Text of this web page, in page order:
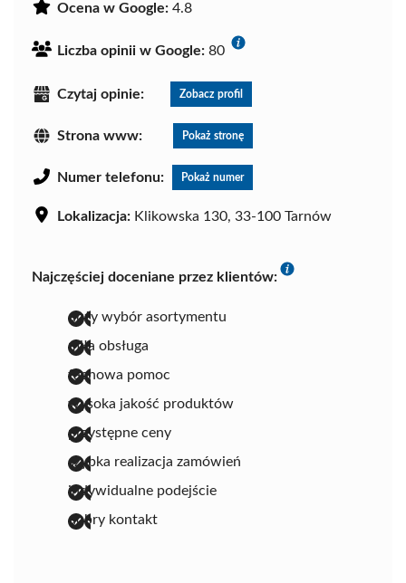
Ocena w Google: 4.8
Liczba opinii w Google: 80
Czytaj opinie: Zobacz profil
Strona www: Pokaż stronę
Numer telefonu: Pokaż numer
Lokalizacja: Klikowska 130, 33-100 Tarnów
Najczęściej doceniane przez klientów:
duży wybór asortymentu
miła obsługa
fachowa pomoc
wysoka jakość produktów
przystępne ceny
szybka realizacja zamówień
indywidualne podejście
dobry kontakt